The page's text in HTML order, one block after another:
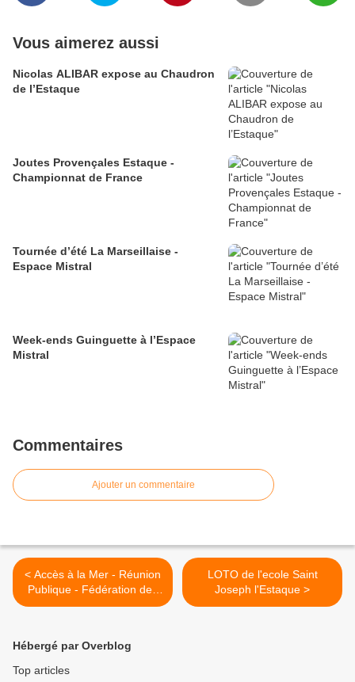
Vous aimerez aussi
Nicolas ALIBAR expose au Chaudron
de l’Estaque
Joutes Provençales Estaque -
Championnat de France
Tournée d’été La Marseillaise -
Espace Mistral
Week-ends Guinguette à l’Espace
Mistral
Commentaires
Ajouter un commentaire
< Accès à la Mer - Réunion
Publique - Fédération des
CIQ du 16éme Arrt
LOTO de l'ecole Saint
Joseph l'Estaque >
Hébergé par Overblog
Top articles